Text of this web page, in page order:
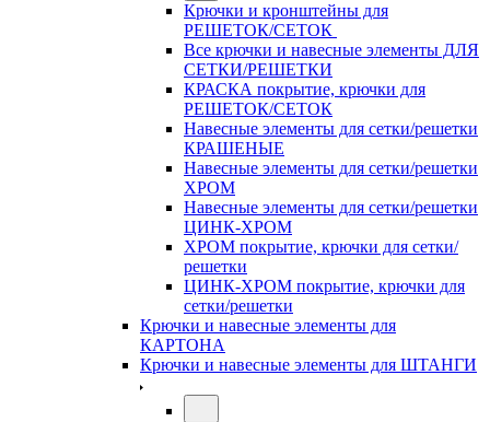
Крючки и кронштейны для
РЕШЕТОК/СЕТОК
Все крючки и навесные элементы ДЛЯ
СЕТКИ/РЕШЕТКИ
КРАСКА покрытие, крючки для
РЕШЕТОК/СЕТОК
Навесные элементы для сетки/решетки
КРАШЕНЫЕ
Навесные элементы для сетки/решетки
ХРОМ
Навесные элементы для сетки/решетки
ЦИНК-ХРОМ
ХРОМ покрытие, крючки для сетки/
решетки
ЦИНК-ХРОМ покрытие, крючки для
сетки/решетки
Крючки и навесные элементы для
КАРТОНА
Крючки и навесные элементы для ШТАНГИ